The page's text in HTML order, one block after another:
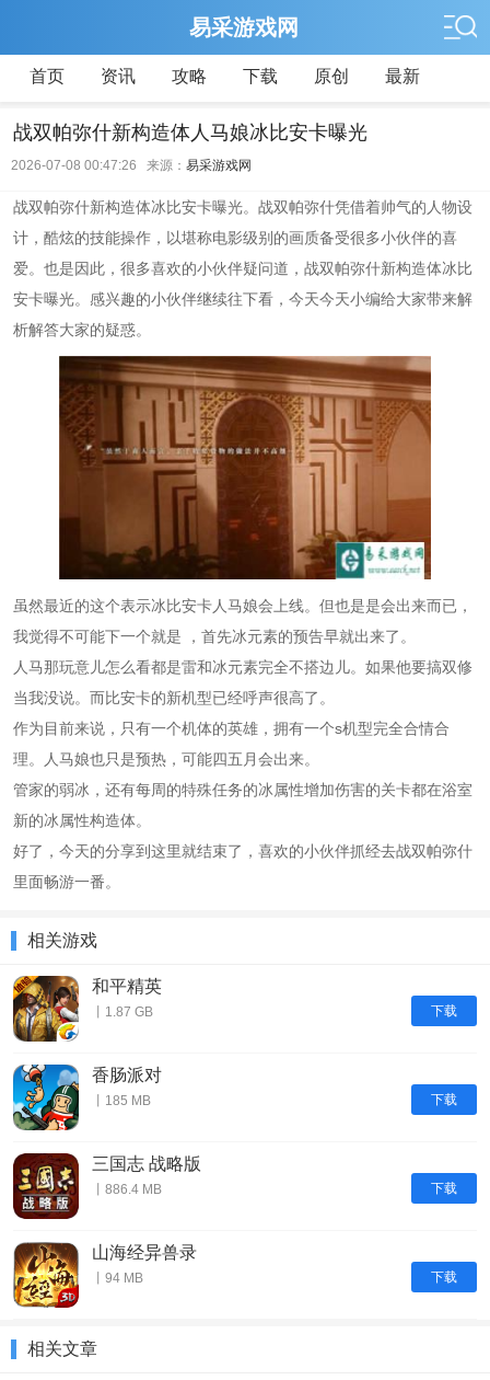
易采游戏网
首页 资讯 攻略 下载 原创 最新
战双帕弥什新构造体人马娘冰比安卡曝光
2026-07-08 00:47:26 来源： 易采游戏网
战双帕弥什新构造体冰比安卡曝光。战双帕弥什凭借着帅气的人物设
计，酷炫的技能操作，以堪称电影级别的画质备受很多小伙伴的喜
爱。也是因此，很多喜欢的小伙伴疑问道，战双帕弥什新构造体冰比
安卡曝光。感兴趣的小伙伴继续往下看，今天今天小编给大家带来解
析解答大家的疑惑。
虽然最近的这个表示冰比安卡人马娘会上线。但也是是会出来而已，
我觉得不可能下一个就是 ，首先冰元素的预告早就出来了。
人马那玩意儿怎么看都是雷和冰元素完全不搭边儿。如果他要搞双修
当我没说。而比安卡的新机型已经呼声很高了。
作为目前来说，只有一个机体的英雄，拥有一个s机型完全合情合
理。人马娘也只是预热，可能四五月会出来。
管家的弱冰，还有每周的特殊任务的冰属性增加伤害的关卡都在浴室
新的冰属性构造体。
好了，今天的分享到这里就结束了，喜欢的小伙伴抓经去战双帕弥什
里面畅游一番。
相关游戏
下载
和平精英
丨1.87 GB
下载
香肠派对
丨185 MB
下载
三国志 战略版
丨886.4 MB
下载
山海经异兽录
丨94 MB
相关文章